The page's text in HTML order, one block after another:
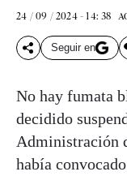
24 / 09 / 2024 - 14: 38
Seguir en
No hay fumata
decidido
Administración
había